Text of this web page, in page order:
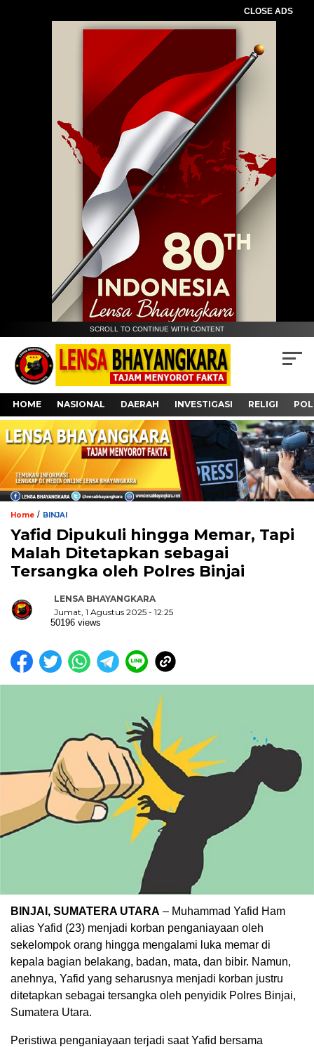
CLOSE ADS
SCROLL TO CONTINUE WITH CONTENT
HOME NASIONAL DAERAH INVESTIGASI RELIGI
Home / BINJAI
Yafid Dipukuli hingga Memar, Tapi
Malah Ditetapkan sebagai
Tersangka oleh Polres Binjai
LENSA BHAYANGKARA
Jumat, 1 Agustus 2025 - 12:25
50196 views
BINJAI, SUMATERA UTARA – Muhammad Yafid Ham
alias Yafid (23) menjadi korban penganiayaan oleh
sekelompok orang hingga mengalami luka memar di
kepala bagian belakang, badan, mata, dan bibir. Namun,
anehnya, Yafid yang seharusnya menjadi korban justru
ditetapkan sebagai tersangka oleh penyidik Polres Binjai,
Sumatera Utara.
Peristiwa penganiayaan terjadi saat Yafid bersama